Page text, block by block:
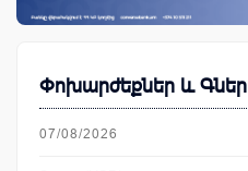
Փոխարժեքներ և Գներ
07/08/2026